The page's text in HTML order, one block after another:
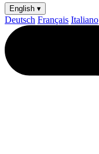
English ▾
Deutsch Français Italiano